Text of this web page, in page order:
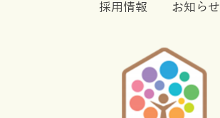
採用情報
お知らせ